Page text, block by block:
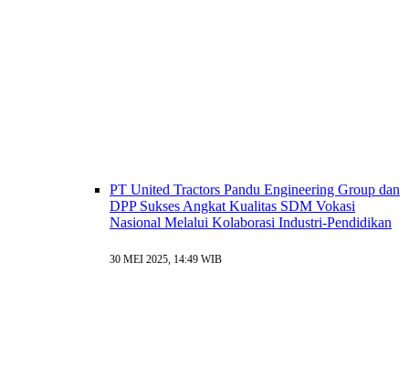
PT United Tractors Pandu Engineering Group dan
DPP Sukses Angkat Kualitas SDM Vokasi
Nasional Melalui Kolaborasi Industri-Pendidikan
30 MEI 2025, 14:49 WIB